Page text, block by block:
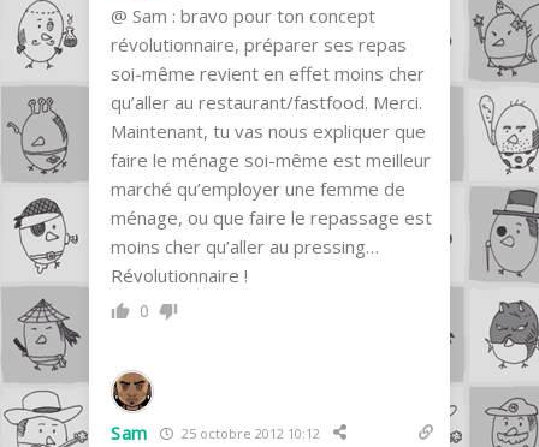
@ Sam : bravo pour ton concept
révolutionnaire, préparer ses repas
soi-même revient en effet moins cher
qu’aller au restaurant/fastfood. Merci.
Maintenant, tu vas nous expliquer que
faire le ménage soi-même est meilleur
marché qu’employer une femme de
ménage, ou que faire le repassage est
moins cher qu’aller au pressing…
Révolutionnaire !
0
Sam 25 octobre 2012 10:12